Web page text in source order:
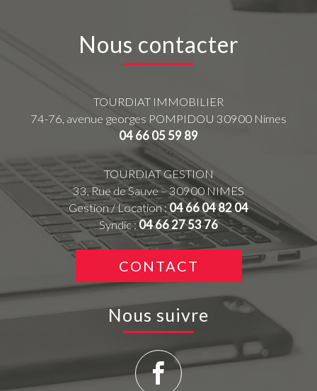
Nous contacter
TOURDIAT IMMOBILIER
74-76, avenue georges POMPIDOU 30900 Nimes
04 66 05 59 89
TOURDIAT GESTION
33, Rue de Sauve – 30900 NIMES
Gestion / Location :04 66 04 82 04
Syndic :04 66 27 53 76
CONTACT
Nous suivre